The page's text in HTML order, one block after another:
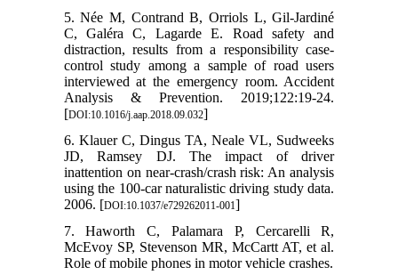
5. Née M, Contrand B, Orriols L, Gil-Jardiné
C, Galéra C, Lagarde E. Road safety and
distraction, results from a responsibility case-
control study among a sample of road users
interviewed at the emergency room. Accident
Analysis & Prevention. 2019;122:19-24.
[DOI:10.1016/j.aap.2018.09.032]
6. Klauer C, Dingus TA, Neale VL, Sudweeks
JD, Ramsey DJ. The impact of driver
inattention on near-crash/crash risk: An analysis
using the 100-car naturalistic driving study data.
2006. [DOI:10.1037/e729262011-001]
7. Haworth C, Palamara P, Cercarelli R,
McEvoy SP, Stevenson MR, McCartt AT, et al.
Role of mobile phones in motor vehicle crashes.